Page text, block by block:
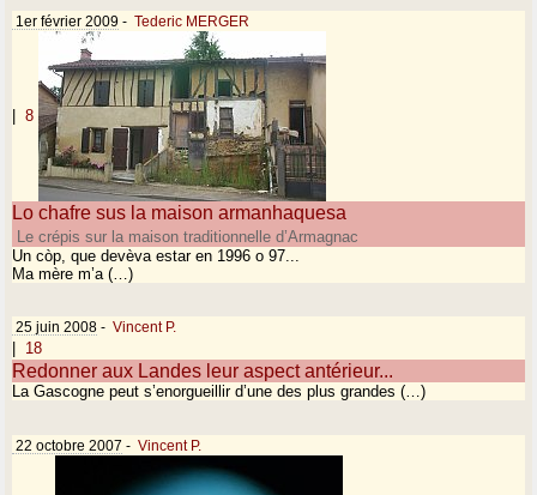
1er février 2009 - Tederic MERGER
| 8
Lo chafre sus la maison armanhaquesa
Le crépis sur la maison traditionnelle d’Armagnac
Un còp, que devèva estar en 1996 o 97...
Ma mère m’a (…)
25 juin 2008 - Vincent P.
18
Redonner aux Landes leur aspect antérieur...
La Gascogne peut s’enorgueillir d’une des plus grandes (…)
22 octobre 2007 - Vincent P.